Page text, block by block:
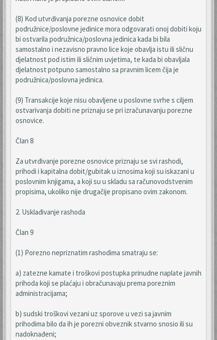
(8) Kod utvrđivanja porezne osnovice dobit
podružnice/poslovne jedinice mora odgovarati onoj dobiti koju
bi ostvarila podružnica/poslovna jedinica kada bi bila
samostalno i nezavisno pravno lice koje obavlja istu ili sličnu
djelatnost pod istim ili sličnim uvjetima, te kada bi obavljala
djelatnost potpuno samostalno sa pravnim licem čija je
podružnica/poslovna jedinica.
(9) Transakcije koje nisu obavljene u poslovne svrhe s ciljem
ostvarivanja dobiti ne priznaju se pri izračunavanju porezne
osnovice.
Član 8
Za utvrđivanje porezne osnovice priznaju se svi rashodi,
prihodi i kapitalna dobit/gubitak u iznosima koji su iskazani u
poslovnim knjigama, a koji su u skladu sa računovodstvenim
propisima, ukoliko nije drugačije propisano ovim zakonom.
2. Usklađivanje rashoda
Član 9
(1) Porezno nepriznatim rashodima smatraju se:
a) zatezne kamate i troškovi postupka prinudne naplate javnih
prihoda koji se plaćaju i obračunavaju prema poreznim
administracijama;
b) sudski troškovi vezani uz sporove u vezi sa javnim
prihodima bilo da ih je porezni obveznik stvarno snosio ili su
nadoknađeni;